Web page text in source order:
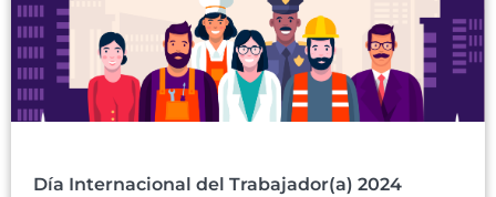
Día Internacional del Trabajador(a) 2024